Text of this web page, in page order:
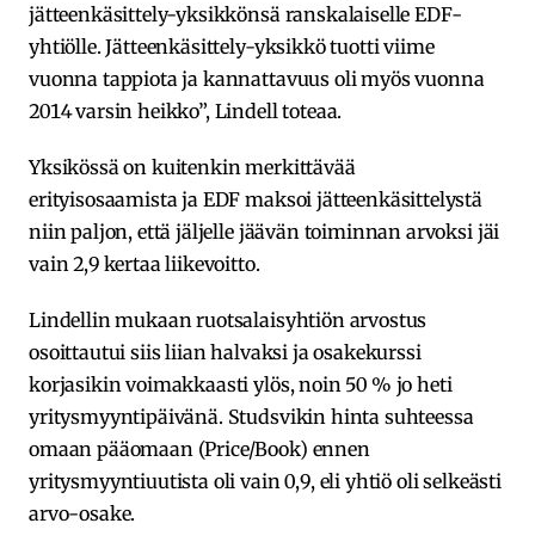
jätteenkäsittely-yksikkönsä ranskalaiselle EDF-
yhtiölle. Jätteenkäsittely-yksikkö tuotti viime
vuonna tappiota ja kannattavuus oli myös vuonna
2014 varsin heikko”, Lindell toteaa.
Yksikössä on kuitenkin merkittävää
erityisosaamista ja EDF maksoi jätteenkäsittelystä
niin paljon, että jäljelle jäävän toiminnan arvoksi jäi
vain 2,9 kertaa liikevoitto.
Lindellin mukaan ruotsalaisyhtiön arvostus
osoittautui siis liian halvaksi ja osakekurssi
korjasikin voimakkaasti ylös, noin 50 % jo heti
yritysmyyntipäivänä. Studsvikin hinta suhteessa
omaan pääomaan (Price/Book) ennen
yritysmyyntiuutista oli vain 0,9, eli yhtiö oli selkeästi
arvo-osake.